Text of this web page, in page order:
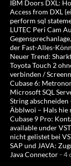
IBM Doors DXL:
Access from DXL
perform sql
LUTEC Peri Cam
der Fast-Alles-
Neuer Trend:
Toyota Touch 2
verbinden /
Cubase 6:
Microsoft SQL
String abschneiden
Äbblwoi – Hals hie
Cubase 9 Pro:
available under
nicht gelistet bei
SAP und JAVA:
Java Connector- 4